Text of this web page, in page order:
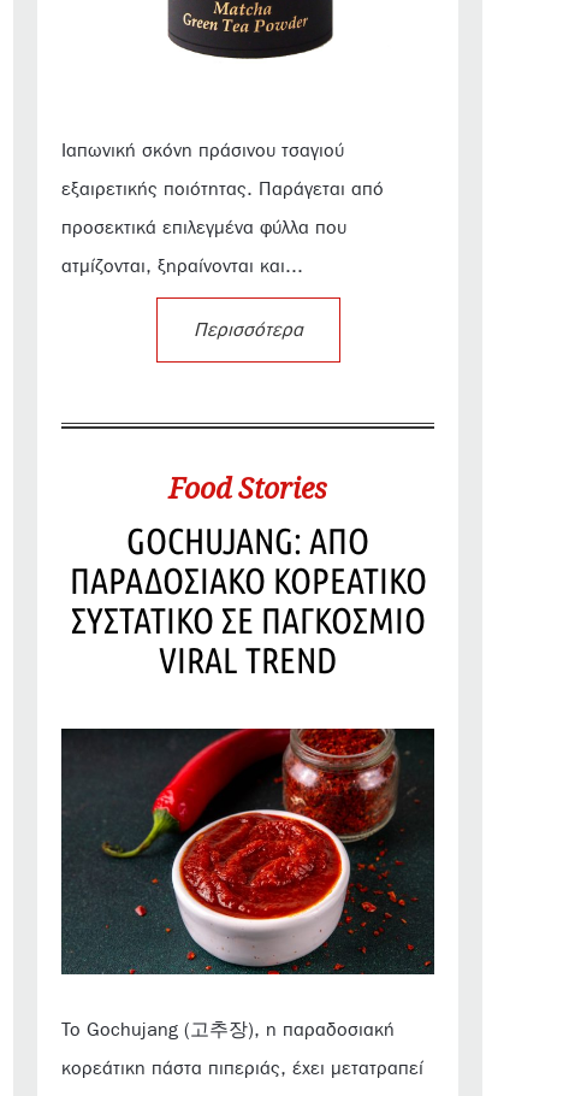
Ιαπωνική σκόνη πράσινου τσαγιού
εξαιρετικής ποιότητας. Παράγεται από
προσεκτικά επιλεγμένα φύλλα που
ατμίζονται, ξηραίνονται και...
Περισσότερα
Food Stories
GOCHUJANG: ΑΠΟ
ΠΑΡΑΔΟΣΙΑΚΟ ΚΟΡΕΑΤΙΚΟ
ΣΥΣΤΑΤΙΚΟ ΣΕ ΠΑΓΚΟΣΜΙΟ
VIRAL TREND
Το Gochujang (고추장), η παραδοσιακή
κορεάτικη πάστα πιπεριάς, έχει μετατραπεί